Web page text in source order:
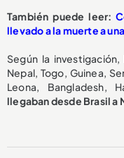
También puede leer:
llevado a la muerte a
Según la
Nepal, Togo, Guinea,
Leona, Bangladesh,
llegaban desde Brasil a